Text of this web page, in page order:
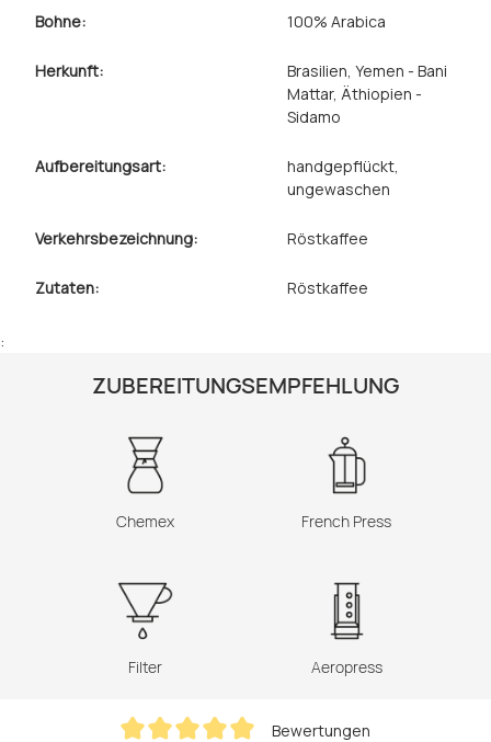
Bohne: 100% Arabica
Herkunft: Brasilien, Yemen - Bani
Mattar, Äthiopien -
Sidamo
Aufbereitungsart: handgepflückt,
ungewaschen
Verkehrsbezeichnung: Röstkaffee
Zutaten: Röstkaffee
:
ZUBEREITUNGSEMPFEHLUNG
Chemex French Press
Filter Aeropress
Bewertungen